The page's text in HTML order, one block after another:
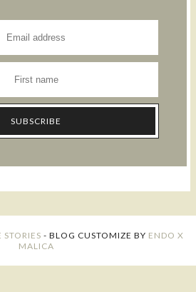
STORIES - BLOG CUSTOMIZE BY ENDO X
MALICA